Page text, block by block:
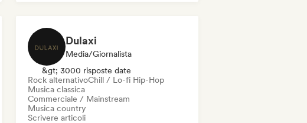
Dulaxi
Media/Giornalista
&gt; 3000 risposte date
Rock alternativoChill / Lo-fi Hip-Hop
Musica classica
Commerciale / Mainstream
Musica country
Scrivere articoli